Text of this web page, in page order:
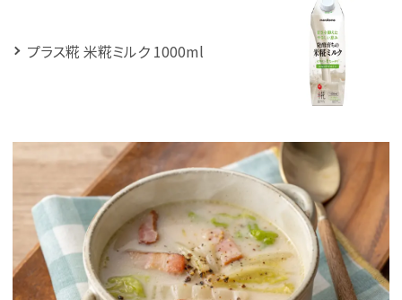
プラス糀 米糀ミルク 1000ml